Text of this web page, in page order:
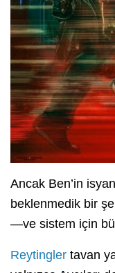
Ancak Ben’in
beklenmedik bir
—ve sistem için
Reytingler tavan